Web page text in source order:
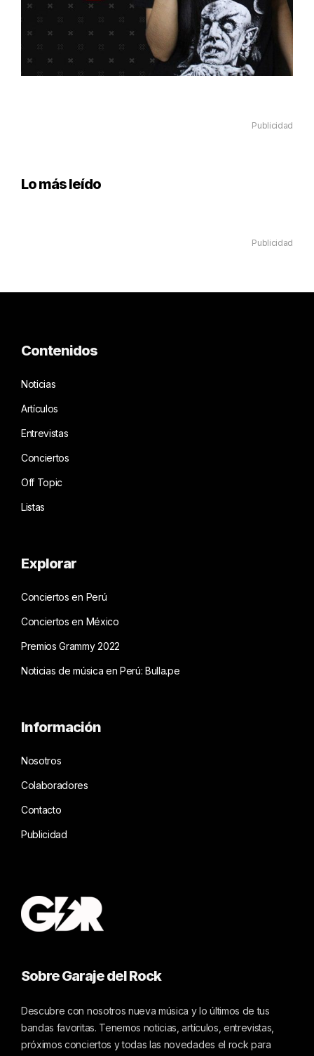
Publicidad
Lo más leído
Publicidad
Contenidos
Noticias
Artículos
Entrevistas
Conciertos
Off Topic
Listas
Explorar
Conciertos en Perú
Conciertos en México
Premios Grammy 2022
Noticias de música en Perú: Bulla.pe
Información
Nosotros
Colaboradores
Contacto
Publicidad
Sobre Garaje del Rock
Descubre con nosotros nueva música y lo últimos de tus
bandas favoritas. Tenemos noticias, artículos, entrevistas,
próximos conciertos y todas las novedades el rock para